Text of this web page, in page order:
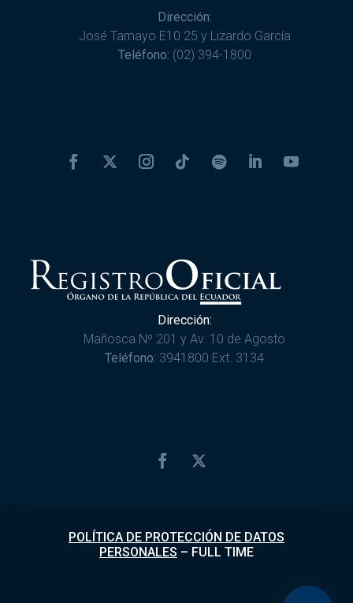
Dirección:
José Tamayo E10 25 y Lizardo García
Teléfono: (02) 394-1800
Dirección:
Mañosca Nº 201 y Av. 10 de Agosto
Teléfono: 3941800 Ext. 3134
POLÍTICA DE PROTECCIÓN DE DATOS
PERSONALES – FULL TIME